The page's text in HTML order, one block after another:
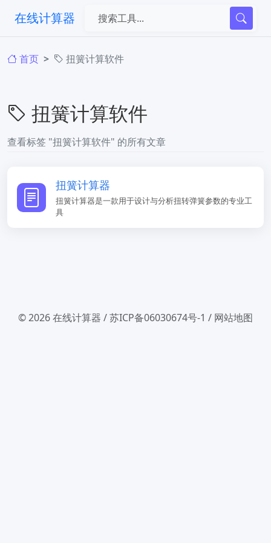
在线计算器
首页 扭簧计算软件
扭簧计算软件
查看标签 "扭簧计算软件" 的所有文章
扭簧计算器
扭簧计算器是一款用于设计与分析扭转弹簧参数的专业工
具
© 2026在线计算器 /苏ICP备06030674号-1 / 网站地图